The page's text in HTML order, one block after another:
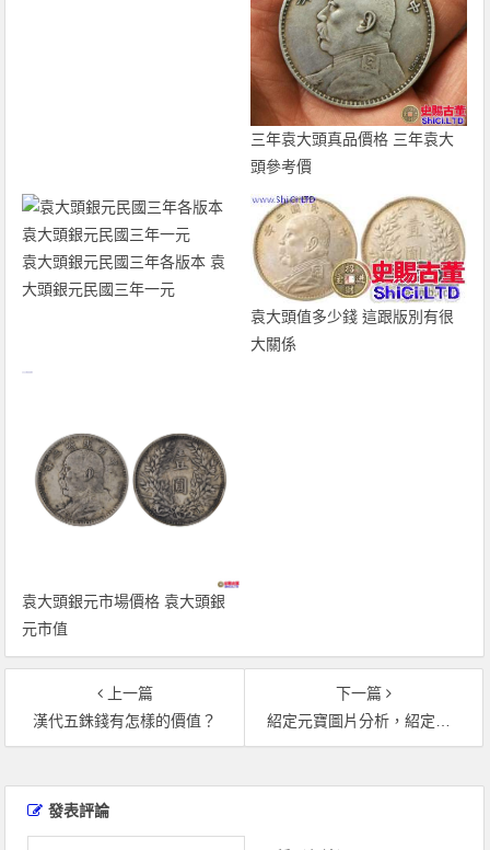
三年袁大頭真品價格 三年袁大
頭參考價
袁大頭銀元民國三年各版本 袁
大頭銀元民國三年一元
袁大頭值多少錢 這跟版別有很
大關係
袁大頭銀元市場價格 袁大頭銀
元市值
上一篇
漢代五銖錢有怎樣的價值？
下一篇
紹定元寶圖片分析，紹定元寶發行背後的故事
發表評論